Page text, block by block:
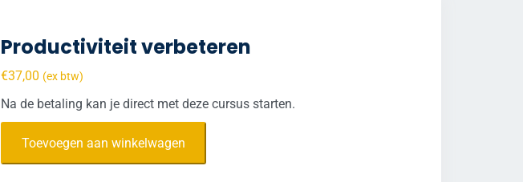
Productiviteit verbeteren
€37,00 (ex btw)
Na de betaling kan je direct met deze cursus starten.
verbeteren
Toevoegen aan winkelwagen